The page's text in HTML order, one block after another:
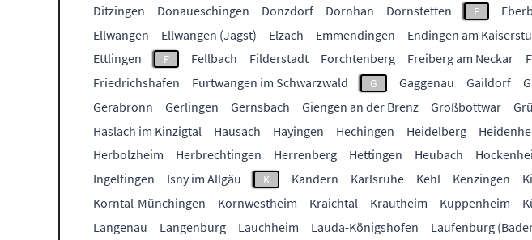
Ditzingen
Donaueschingen Donzdorf Dornhan Dornstetten E
Ellwangen
Ellwangen (Jagst) Elzach Emmendingen Endingen am
Ettlingen
F Fellbach Filderstadt Forchtenberg Freiberg am Neckar
Friedrichshafen
Furtwangen im Schwarzwald G Gaggenau Gaildorf
Gerabronn
Gerlingen Gernsbach Giengen an der Brenz Großbottwar
Haslach im Kinzigtal
Hausach Hayingen Hechingen Heidelberg
Herbolzheim
Herbrechtingen Herrenberg Hettingen Heubach
Ingelfingen
Isny im Allgäu K Kandern Karlsruhe Kehl Kenzingen
Korntal-Münchingen
Kornwestheim Kraichtal Krautheim Kuppenheim
Langenau
Langenburg Lauchheim Lauda-Königshofen Laufenburg